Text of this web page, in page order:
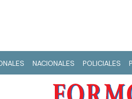
NACIONALES POLICIALES